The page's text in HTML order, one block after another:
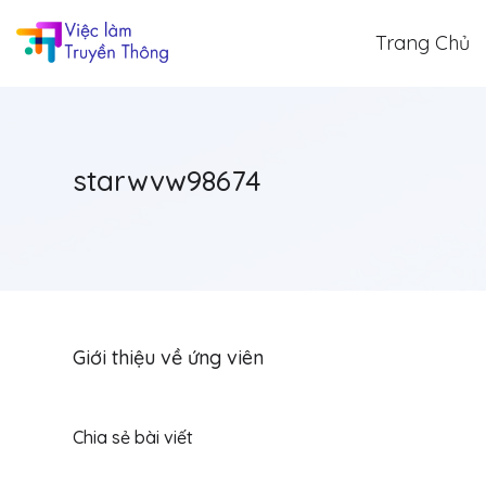
Trang Chủ
starwvw98674
Giới thiệu về ứng viên
Chia sẻ bài viết